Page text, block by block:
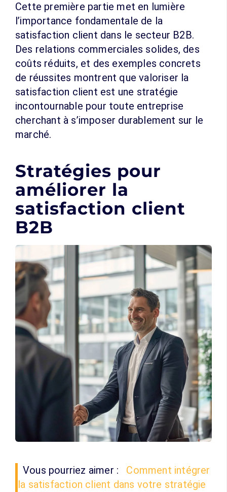
Cette première partie met en lumière
l’importance fondamentale de la
satisfaction client dans le secteur B2B.
Des relations commerciales solides, des
coûts réduits, et des exemples concrets
de réussites montrent que valoriser la
satisfaction client est une stratégie
incontournable pour toute entreprise
cherchant à s’imposer durablement sur le
marché.
Stratégies pour
améliorer la
satisfaction client
B2B
Vous pourriez aimer :
Comment intégrer
la satisfaction client dans votre stratégie